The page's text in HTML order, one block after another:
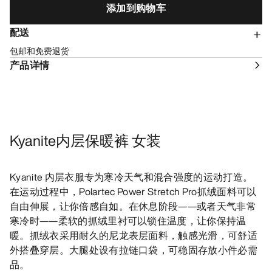
添加到购物车
配送
包邮和免费退货
产品详情
Kyanite内层保暖裤 女装
Kyanite 内层衣服专为寒冷天气和混合强度的运动打造。
在运动过程中，Polartec Power Stretch Pro抓绒面料可以
自由伸展，让你倍感自如。在休息阶段——或者天气非常
寒冷时——柔软的抓绒里衬可以锁住温度，让你保持温
暖。抓绒衣采用耐久的尼龙表层面料，触感光滑，可舒适
外搭叠穿层。大腿处设有拉链口袋，可稳固存放小件必需
品。